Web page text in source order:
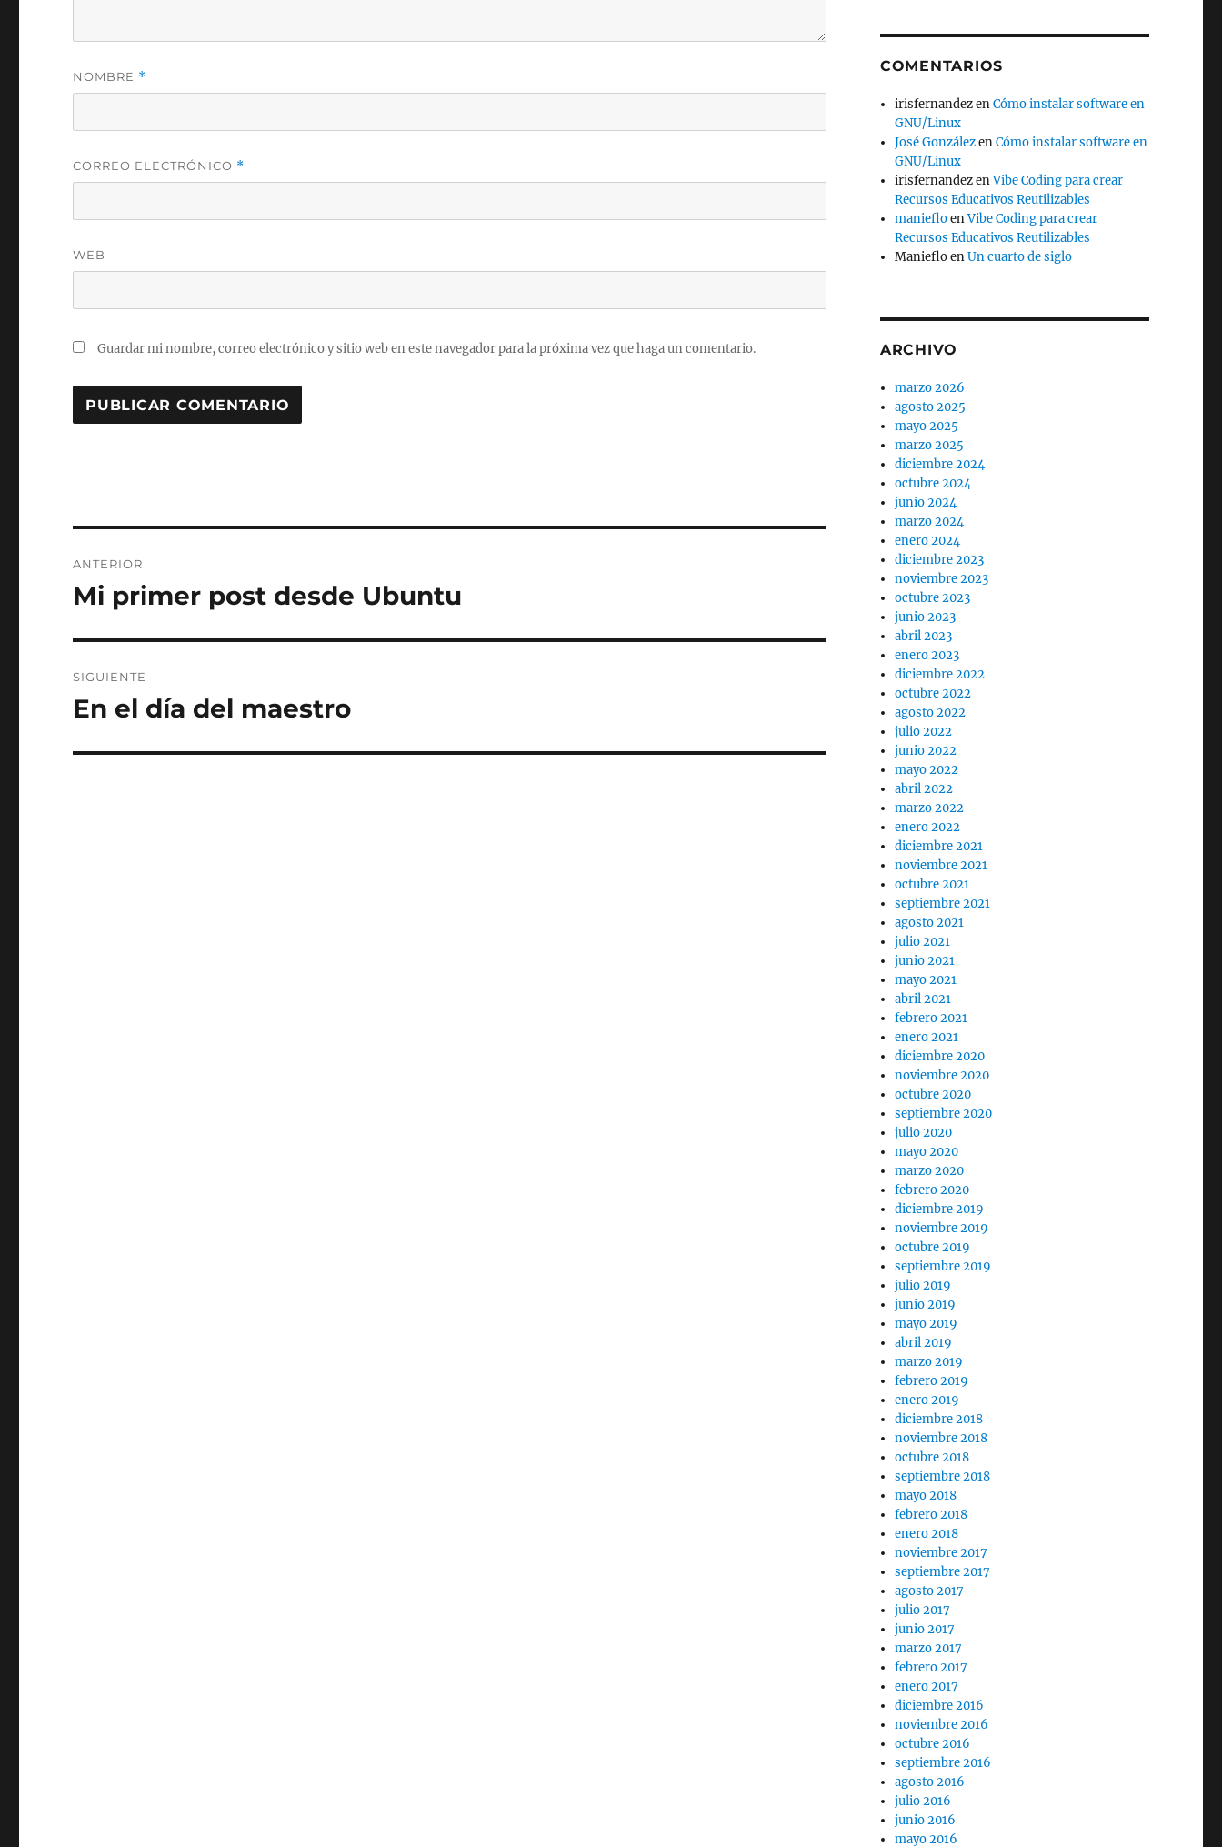
NOMBRE *
CORREO ELECTRÓNICO *
WEB
Guardar mi nombre, correo electrónico y sitio web en este navegador para la próxima vez que haga un comentario.
de
ANTERIOR
Entrada
Mi primer post desde Ubuntu
SIGUIENTE
Entrada
En el día del maestro
COMENTARIOS
irisfernandezenCómo instalar software en
GNU/Linux
José GonzálezenCómo instalar software en
GNU/Linux
irisfernandezenVibe Coding para crear
Recursos Educativos Reutilizables
maniefloenVibe Coding para crear
Recursos Educativos Reutilizables
ManiefloenUn cuarto de siglo
ARCHIVO
marzo 2026
agosto 2025
mayo 2025
marzo 2025
diciembre 2024
octubre 2024
junio 2024
marzo 2024
enero 2024
diciembre 2023
noviembre 2023
octubre 2023
junio 2023
abril 2023
enero 2023
diciembre 2022
octubre 2022
agosto 2022
julio 2022
junio 2022
mayo 2022
abril 2022
marzo 2022
enero 2022
diciembre 2021
noviembre 2021
octubre 2021
septiembre 2021
agosto 2021
julio 2021
junio 2021
mayo 2021
abril 2021
febrero 2021
enero 2021
diciembre 2020
noviembre 2020
octubre 2020
septiembre 2020
julio 2020
mayo 2020
marzo 2020
febrero 2020
diciembre 2019
noviembre 2019
octubre 2019
septiembre 2019
julio 2019
junio 2019
mayo 2019
abril 2019
marzo 2019
febrero 2019
enero 2019
diciembre 2018
noviembre 2018
octubre 2018
septiembre 2018
mayo 2018
febrero 2018
enero 2018
noviembre 2017
septiembre 2017
agosto 2017
julio 2017
junio 2017
marzo 2017
febrero 2017
enero 2017
diciembre 2016
noviembre 2016
octubre 2016
septiembre 2016
agosto 2016
julio 2016
junio 2016
mayo 2016